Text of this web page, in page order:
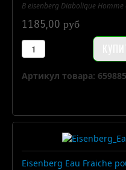
В eisenberg Diabolique
1185,00 руб
Артикул товара: 659885
Eisenberg Eau Fraiche